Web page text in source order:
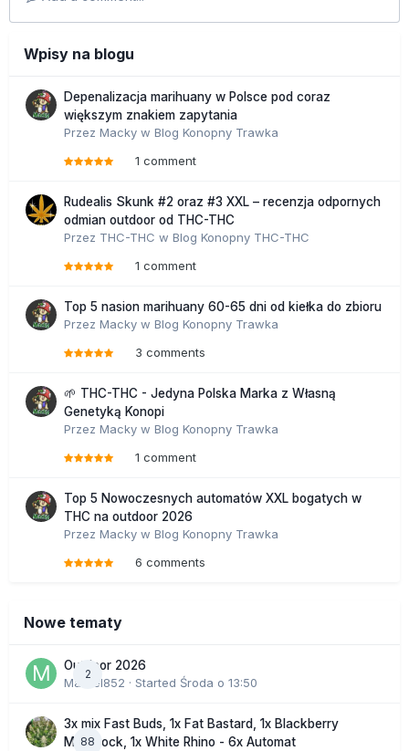
Wpisy na blogu
Depenalizacja marihuany w Polsce pod coraz
większym znakiem zapytania
Przez Macky w Blog Konopny Trawka
1 comment
Rudealis Skunk #2 oraz #3 XXL – recenzja odpornych
odmian outdoor od THC-THC
Przez THC-THC w Blog Konopny THC-THC
1 comment
Top 5 nasion marihuany 60-65 dni od kiełka do zbioru
Przez Macky w Blog Konopny Trawka
3 comments
🌱 THC-THC - Jedyna Polska Marka z Własną
Genetyką Konopi
Przez Macky w Blog Konopny Trawka
1 comment
Top 5 Nowoczesnych automatów XXL bogatych w
THC na outdoor 2026
Przez Macky w Blog Konopny Trawka
6 comments
Nowe tematy
2
Outdoor 2026
Marcel852 · Started Środa o 13:50
88
3x mix Fast Buds, 1x Fat Bastard, 1x Blackberry
Moonrock, 1x White Rhino - 6x Automat